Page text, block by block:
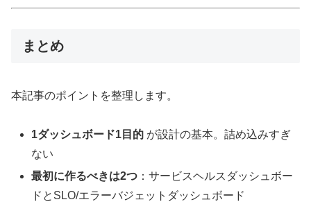
まとめ
本記事のポイントを整理します。
1ダッシュボード1目的 が設計の基本。詰め込みすぎ
ない
最初に作るべきは2つ ：サービスヘルスダッシュボー
ドとSLO/エラーバジェットダッシュボード